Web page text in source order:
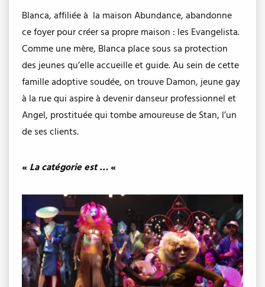
Blanca, affiliée à la maison Abundance, abandonne
ce foyer pour créer sa propre maison : les Evangelista.
Comme une mère, Blanca place sous sa protection
des jeunes qu’elle accueille et guide. Au sein de cette
famille adoptive soudée, on trouve Damon, jeune gay
à la rue qui aspire à devenir danseur professionnel et
Angel, prostituée qui tombe amoureuse de Stan, l’un
de ses clients.
« La catégorie est …«